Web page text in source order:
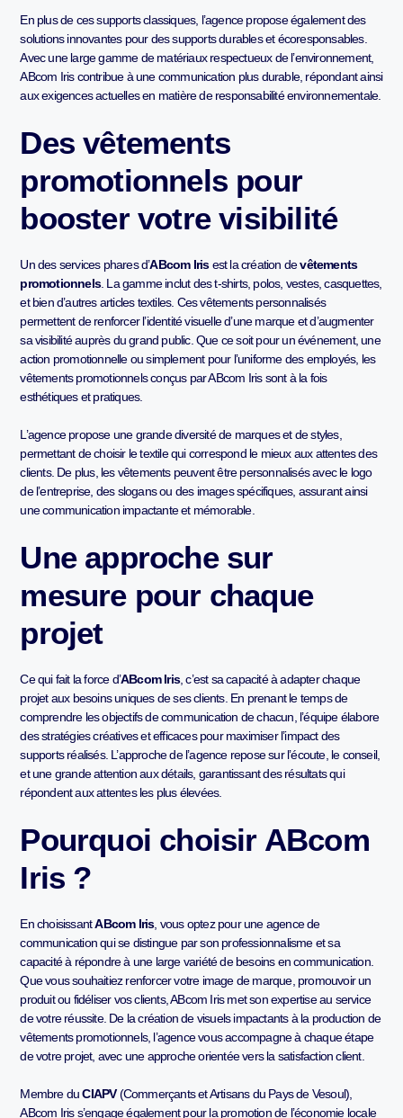
En plus de ces supports classiques, l’agence propose également des
solutions innovantes pour des supports durables et écoresponsables.
Avec une large gamme de matériaux respectueux de l’environnement,
ABcom Iris contribue à une communication plus durable, répondant ainsi
aux exigences actuelles en matière de responsabilité environnementale.
Des vêtements
promotionnels pour
booster votre visibilité
Un des services phares d’ABcom Irisest la création devêtements
promotionnels. La gamme inclut des t-shirts, polos, vestes, casquettes,
et bien d’autres articles textiles. Ces vêtements personnalisés
permettent de renforcer l’identité visuelle d’une marque et d’augmenter
sa visibilité auprès du grand public. Que ce soit pour un événement, une
action promotionnelle ou simplement pour l’uniforme des employés, les
vêtements promotionnels conçus par ABcom Iris sont à la fois
esthétiques et pratiques.
L’agence propose une grande diversité de marques et de styles,
permettant de choisir le textile qui correspond le mieux aux attentes des
clients. De plus, les vêtements peuvent être personnalisés avec le logo
de l’entreprise, des slogans ou des images spécifiques, assurant ainsi
une communication impactante et mémorable.
Une approche sur
mesure pour chaque
projet
Ce qui fait la force d’ABcom Iris, c’est sa capacité à adapter chaque
projet aux besoins uniques de ses clients. En prenant le temps de
comprendre les objectifs de communication de chacun, l’équipe élabore
des stratégies créatives et efficaces pour maximiser l’impact des
supports réalisés. L’approche de l’agence repose sur l’écoute, le conseil,
et une grande attention aux détails, garantissant des résultats qui
répondent aux attentes les plus élevées.
Pourquoi choisir ABcom
Iris ?
En choisissantABcom Iris, vous optez pour une agence de
communication qui se distingue par son professionnalisme et sa
capacité à répondre à une large variété de besoins en communication.
Que vous souhaitiez renforcer votre image de marque, promouvoir un
produit ou fidéliser vos clients, ABcom Iris met son expertise au service
de votre réussite. De la création de visuels impactants à la production de
vêtements promotionnels, l’agence vous accompagne à chaque étape
de votre projet, avec une approche orientée vers la satisfaction client.
Membre duCIAPV(Commerçants et Artisans du Pays de Vesoul),
ABcom Iris s’engage également pour la promotion de l’économie locale